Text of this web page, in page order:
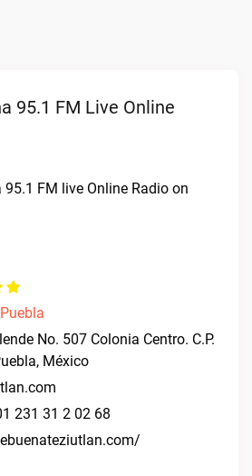
95.1 FM Live Online
95.1 FM live Online Radio on
Puebla
No. 507 Colonia Centro. C.P.
México
231 31 2 02 68